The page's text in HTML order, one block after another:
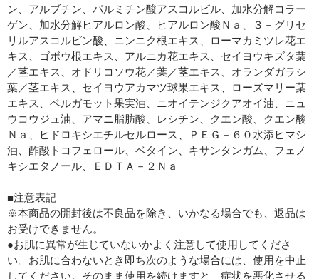
ン、アルブチン、パルミチン酸アスコルビル、加水分解コラー
ゲン、加水分解ヒアルロン酸、ヒアルロン酸Ｎａ、３－グリセ
リルアスコルビン酸、ニンニク根エキス、ローマカミツレ花エ
キス、ゴボウ根エキス、アルニカ花エキス、セイヨウキズタ葉
／茎エキス、オドリコソウ花／葉／茎エキス、オランダガラシ
葉／茎エキス、セイヨウアカマツ球果エキス、ローズマリー葉
エキス、ベルガモット果実油、ニオイテンジクアオイ油、ニュ
ウコウジュ油、アマニ脂肪酸、レシチン、クエン酸、クエン酸
Ｎａ、ヒドロキシエチルセルロース、ＰＥＧ－６０水添ヒマシ
油、酢酸トコフェロール、ベタイン、キサンタンガム、フェノ
キシエタノール、ＥＤＴＡ－２Ｎａ
■注意表記
※本商品の開封後は不良品を除き、いかなる場合でも、返品は
お受けできません。
●お肌に異常が生じていないかよく注意して使用してくださ
い。お肌に合わないとき即ち次のような場合には、使用を中止
してください。そのまま使用を続けますと、症状を悪化させる